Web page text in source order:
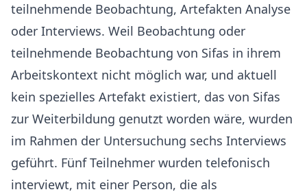
teilnehmende Beobachtung, Artefakten Analyse
oder Interviews. Weil Beobachtung oder
teilnehmende Beobachtung von Sifas in ihrem
Arbeitskontext nicht möglich war, und aktuell
kein spezielles Artefakt existiert, das von Sifas
zur Weiterbildung genutzt worden wäre, wurden
im Rahmen der Untersuchung sechs Interviews
geführt. Fünf Teilnehmer wurden telefonisch
interviewt, mit einer Person, die als